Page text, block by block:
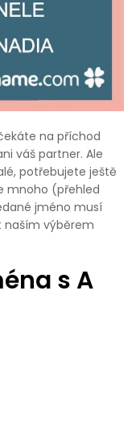
na příchod
váš partner. Ale
potřebujete ještě
mnoho (přehled
jméno musí
naším výběrem
s A